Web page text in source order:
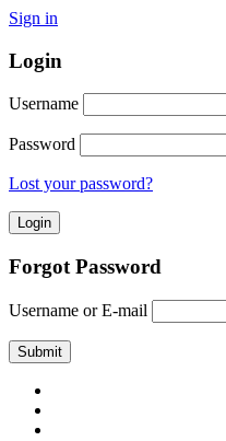
Sign in
Login
Username
Password
Lost your password?
Forgot Password
Username or E-mail